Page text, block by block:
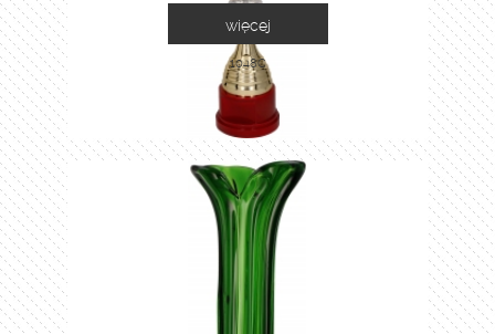
1048C
więcej